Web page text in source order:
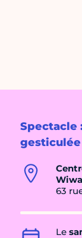
Spectacle
Wiwa
63
Le